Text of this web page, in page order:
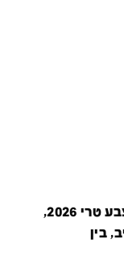
קטלוג זה מציג את כל משתתפי יריד צבע טרי 2026,
בין